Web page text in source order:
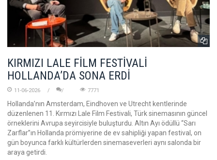
KIRMIZI LALE FİLM FESTİVALİ
HOLLANDA’DA SONA ERDİ
11-06-2026 7771
Hollanda’nın Amsterdam, Eindhoven ve Utrecht kentlerinde
düzenlenen 11. Kırmızı Lale Film Festivali, Türk sinemasının güncel
örneklerini Avrupa seyircisiyle buluşturdu. Altın Ayı ödüllü “Sarı
Zarflar”ın Hollanda prömiyerine de ev sahipliği yapan festival, on
gün boyunca farklı kültürlerden sinemaseverleri aynı salonda bir
araya getirdi.